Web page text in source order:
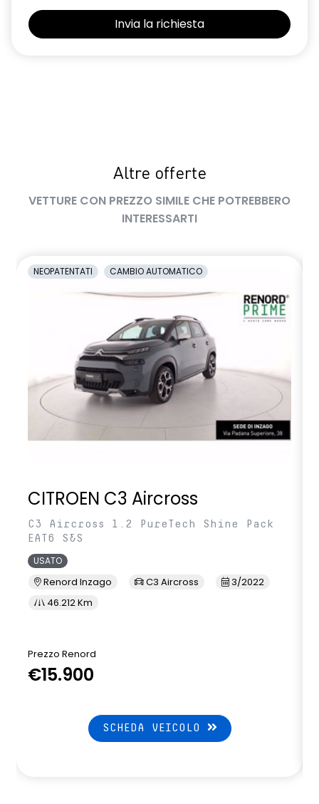
Selleria Stepway in tessuto blu e nero
Volante regolabile in altezza e profondità
Altre offerte
VETTURE CON PREZZO SIMILE CHE POTREBBERO
INTERESSARTI
NEOPATENTATI CAMBIO AUTOMATICO
CITROEN C3 Aircross
C3 Aircross 1.2 PureTech Shine Pack
EAT6 S&S
USATO
Renord Inzago C3 Aircross
3/2022
46.212 Km
Prezzo Renord
€15.900
SCHEDA VEICOLO